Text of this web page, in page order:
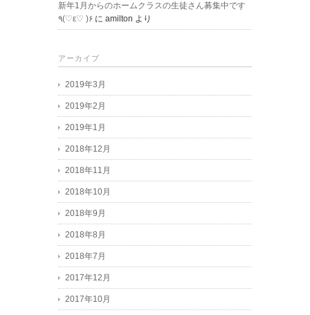
新年1月からのホームクラスの生徒さん募集中です
٩(♡ε♡ )۶ に amilton より
アーカイブ
2019年3月
2019年2月
2019年1月
2018年12月
2018年11月
2018年10月
2018年9月
2018年8月
2018年7月
2017年12月
2017年10月